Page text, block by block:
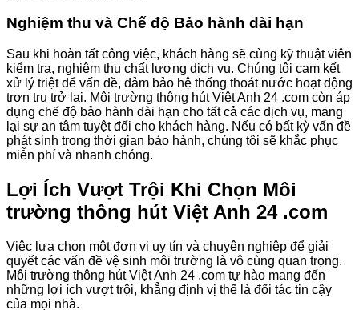
Nghiệm thu và Chế độ Bảo hành dài hạn
Sau khi hoàn tất công việc, khách hàng sẽ cùng kỹ thuật viên
kiểm tra, nghiệm thu chất lượng dịch vụ. Chúng tôi cam kết
xử lý triệt để vấn đề, đảm bảo hệ thống thoát nước hoạt động
trơn tru trở lại. Môi trường thông hút Việt Anh 24 .com còn áp
dụng chế độ bảo hành dài hạn cho tất cả các dịch vụ, mang
lại sự an tâm tuyệt đối cho khách hàng. Nếu có bất kỳ vấn đề
phát sinh trong thời gian bảo hành, chúng tôi sẽ khắc phục
miễn phí và nhanh chóng.
Lợi Ích Vượt Trội Khi Chọn Môi
trường thông hút Việt Anh 24 .com
Việc lựa chọn một đơn vị uy tín và chuyên nghiệp để giải
quyết các vấn đề vệ sinh môi trường là vô cùng quan trọng.
Môi trường thông hút Việt Anh 24 .com tự hào mang đến
những lợi ích vượt trội, khẳng định vị thế là đối tác tin cậy
của mọi nhà.